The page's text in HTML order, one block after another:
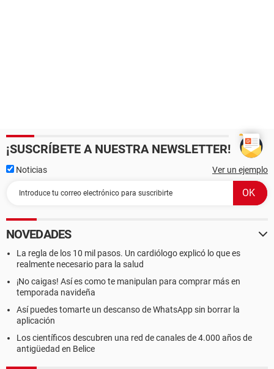
¡SUSCRÍBETE A NUESTRA NEWSLETTER!
Noticias Ver un ejemplo
NOVEDADES
La regla de los 10 mil pasos. Un cardiólogo explicó lo que es
realmente necesario para la salud
¡No caigas! Así es como te manipulan para comprar más en
temporada navideña
Así puedes tomarte un descanso de WhatsApp sin borrar la
aplicación
Los científicos descubren una red de canales de 4.000 años de
antigüedad en Belice